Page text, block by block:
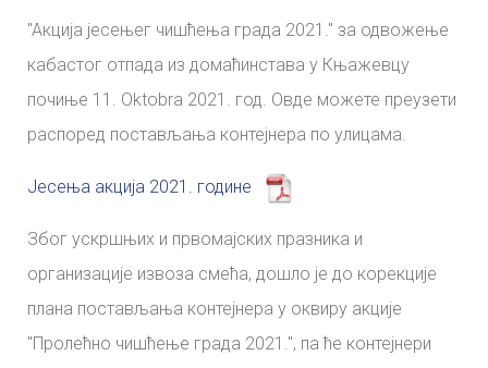
"Aкција јесењег чишћења града 2021." за одвожење
кабастог отпада из домаћинстава у Књажевцу
почиње 11. Oktobra 2021. год. Овде можете преузети
распоред постављања контејнера по улицама.
Јесења акција 2021. године
Због ускршњих и првомајских празника и
организације извоза смећа, дошло је до корекције
плана постављања контејнера у оквиру акције
"Пролећно чишћење града 2021.", па ће контејнери